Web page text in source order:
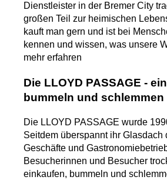
Dienstleister in der Bremer City
großen Teil zur heimischen
kauft man gern und ist bei
kennen und wissen, was unsere
mehr erfahren
Die LLOYD PASSAGE -
bummeln und schlemmen
Die LLOYD PASSAGE wurde
Seitdem überspannt ihr Glasdach
Geschäfte und
Besucherinnen und Besucher
einkaufen, bummeln und